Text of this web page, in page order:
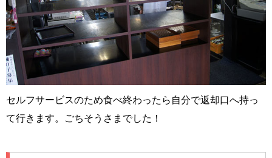
セルフサービスのため食べ終わったら自分で返却口へ持っ
て行きます。ごちそうさまでした！